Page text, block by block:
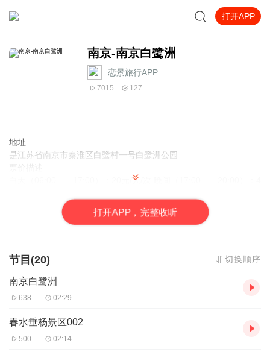
打开APP
南京-南京白鹭洲
恋景旅行APP
7015 127
地址
是江苏省南京市秦淮区白鹭村一号白鹭洲公园
白天（06:00——17:00）：20元/人/次 晚间（17:00——20:00）：4
米——1.5米儿童半票入园，1.3米以下儿童免票入园（须成人陪
同）。 （2） 中、小学生白天团体（团体30人以上）凭介绍信购票
在规定时间内免费入园（仅限白天）。 2、园内亲水区域较大，游乐
设施较多，请游客朋友们注意安全。 3、如有游客需入园参观游览，
可通过携程旅游网购买八折公园 门票（白天：16元/人/次；晚间：3
0元/人/次）。
17:00-22:00
1、公交路线; 建康路•夫子庙站：4路、7路、30路、31路、40路、4
打开APP，完整收听
节目(20) 切换顺序
南京白鹭洲
638 02:29
春水垂杨景区002
500 02:14